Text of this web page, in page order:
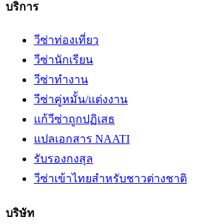
บริการ
วีซ่าท่องเที่ยว
วีซ่านักเรียน
วีซ่าทำงาน
วีซ่าคู่หมั้น/แต่งงาน
แก้วีซ่าถูกปฏิเสธ
แปลเอกสาร NAATI
รับรองกงสุล
วีซ่าเข้าไทยสำหรับชาวต่างชาติ
บริษัท